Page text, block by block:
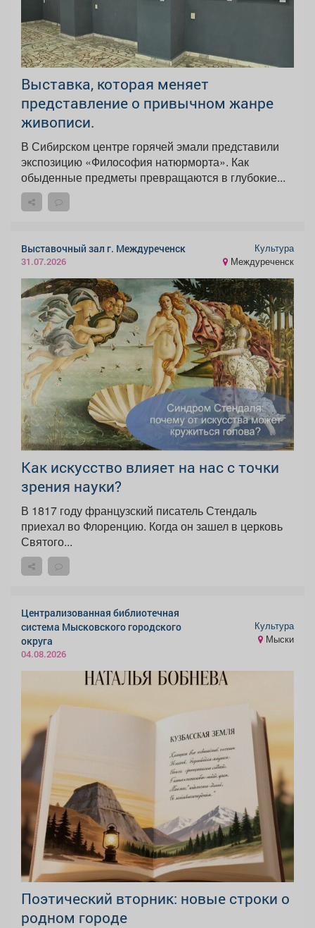
Выставка, которая меняет
представление о привычном жанре
живописи.
В Сибирском центре горячей эмали представили
экспозицию «Философия натюрморта». Как
обыденные предметы превращаются в глубокие...
Выставочный зал г. Междуреченск
31.07.2026
Культура
Междуреченск
Как искусство влияет на нас с точки
зрения науки?
В 1817 году французский писатель Стендаль
приехал во Флоренцию. Когда он зашел в церковь
Святого...
Централизованная библиотечная
система Мысковского городского
округа
04.08.2026
Культура
Мыски
Поэтический вторник: новые строки о
родном городе